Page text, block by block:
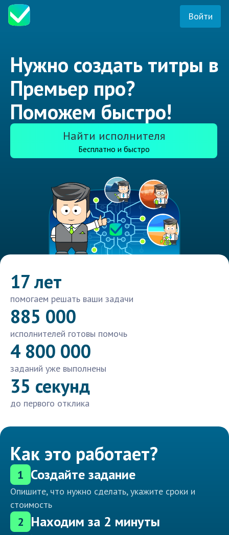
Войти
Нужно создать титры в
Премьер про?
Поможем быстро!
Найти исполнителя
Бесплатно и быстро
17 лет
помогаем решать ваши задачи
885 000
исполнителей готовы помочь
4 800 000
заданий уже выполнены
35 секунд
до первого отклика
Как это работает?
1 Создайте задание
Опишите, что нужно сделать, укажите сроки и
стоимость
2 Находим за 2 минуты